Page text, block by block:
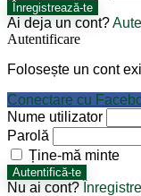
Înregistrează-te
Ai deja un cont?
Autentificare
Folosește un cont
Conectare cu
Nume utilizator
Parolă
Ține-mă minte
Autentifică-te
Nu ai cont?